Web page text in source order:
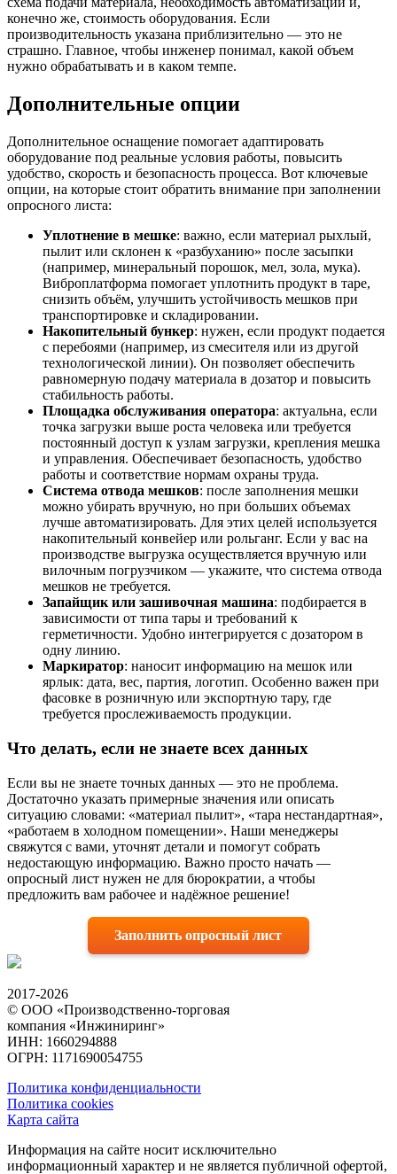
конечно же, стоимость оборудования. Если
производительность указана приблизительно — это не
страшно. Главное, чтобы инженер понимал, какой объем
нужно обрабатывать и в каком темпе.
Дополнительные опции
Дополнительное оснащение помогает адаптировать
оборудование под реальные условия работы, повысить
удобство, скорость и безопасность процесса. Вот ключевые
опции, на которые стоит обратить внимание при заполнении
опросного листа:
Уплотнение в мешке: важно, если материал рыхлый,
пылит или склонен к «разбуханию» после засыпки
(например, минеральный порошок, мел, зола, мука).
Виброплатформа помогает уплотнить продукт в таре,
снизить объём, улучшить устойчивость мешков при
транспортировке и складировании.
Накопительный бункер: нужен, если продукт подается
с перебоями (например, из смесителя или из другой
технологической линии). Он позволяет обеспечить
равномерную подачу материала в дозатор и повысить
стабильность работы.
Площадка обслуживания оператора: актуальна, если
точка загрузки выше роста человека или требуется
постоянный доступ к узлам загрузки, крепления мешка
и управления. Обеспечивает безопасность, удобство
работы и соответствие нормам охраны труда.
Система отвода мешков: после заполнения мешки
можно убирать вручную, но при больших объемах
лучше автоматизировать. Для этих целей используется
накопительный конвейер или рольганг. Если у вас на
производстве выгрузка осуществляется вручную или
вилочным погрузчиком — укажите, что система отвода
мешков не требуется.
Запайщик или зашивочная машина: подбирается в
зависимости от типа тары и требований к
герметичности. Удобно интегрируется с дозатором в
одну линию.
Маркиратор: наносит информацию на мешок или
ярлык: дата, вес, партия, логотип. Особенно важен при
фасовке в розничную или экспортную тару, где
требуется прослеживаемость продукции.
Что делать, если не знаете всех данных
Если вы не знаете точных данных — это не проблема.
Достаточно указать примерные значения или описать
ситуацию словами: «материал пылит», «тара нестандартная»,
«работаем в холодном помещении». Наши менеджеры
свяжутся с вами, уточнят детали и помогут собрать
недостающую информацию. Важно просто начать —
опросный лист нужен не для бюрократии, а чтобы
предложить вам рабочее и надёжное решение!
Заполнить опросный лист
2017-2026
© ООО «Производственно-торговая
компания «Инжиниринг»
ИНН: 1660294888
ОГРН: 1171690054755
Политика конфиденциальности
Политика cookies
Карта сайта
Информация на сайте носит исключительно
информационный характер и не является публичной офертой,